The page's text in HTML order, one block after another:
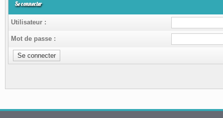
Se connecter
Utilisateur :
Mot de passe :